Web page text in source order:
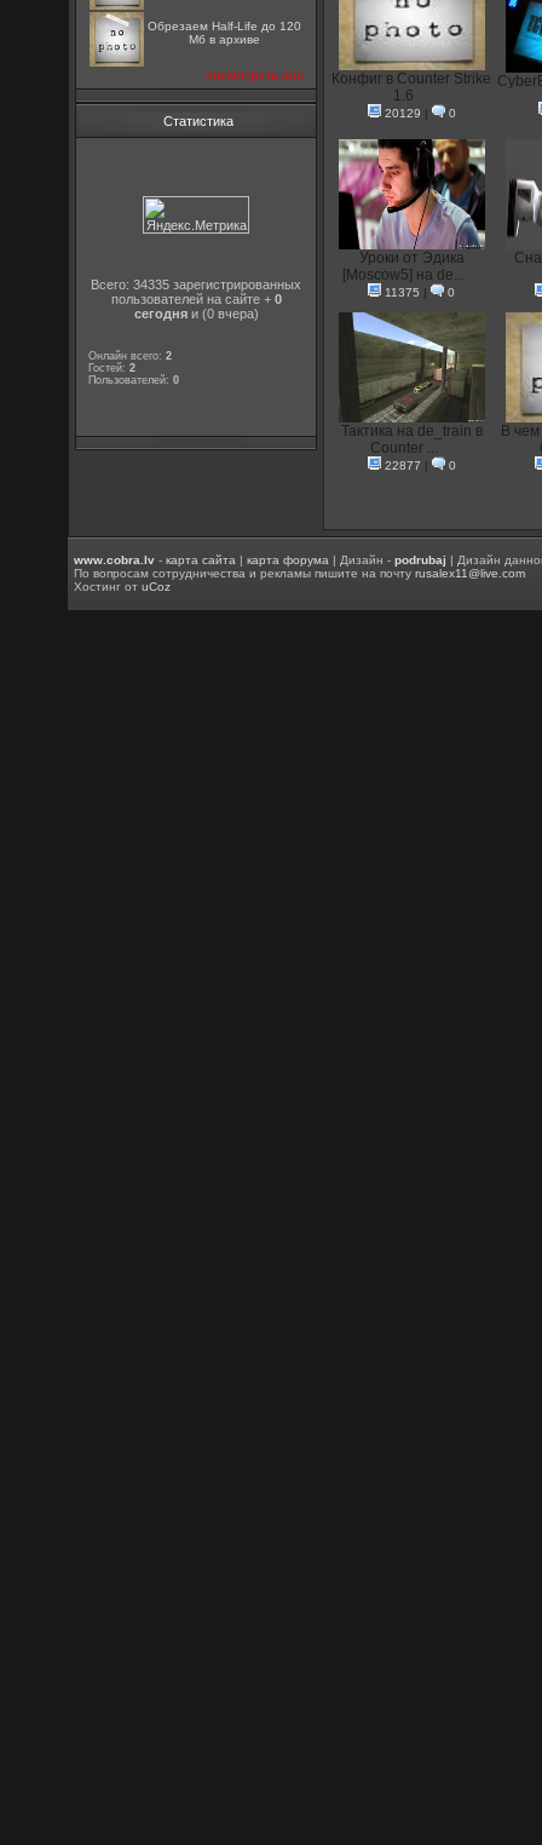
Обрезаем Half-Life до 120
Мб в архиве
посмотреть все
Статистика
Всего: 34335 зарегистрированных
пользователей на сайте + 0
сегодняи (0 вчера)
Онлайн всего:2
Гостей:2
Пользователей:0
Конфиг в Counter Strike
1.6
20129 | 0
Уроки от Эдика
[Moscow5] на de...
11375 | 0
Тактика на de_train в
Counter ...
22877 | 0
В чем
www.cobra.lv -карта сайта |карта форума | Дизайн -podrubaj | Дизайн
По вопросам сотрудничества и рекламы пишите на почтуrusalex11@live.com
Хостинг отuCoz